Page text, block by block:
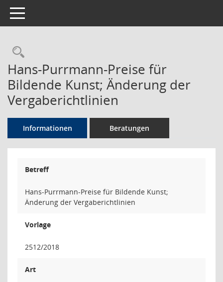
Toggle navigation
Rechercheauswahl
Hans-Purrmann-Preise für
Bildende Kunst; Änderung der
Vergaberichtlinien
Informationen Beratungen
Betreff
Hans-Purrmann-Preise für Bildende Kunst;
Änderung der Vergaberichtlinien
Vorlage
2512/2018
Art